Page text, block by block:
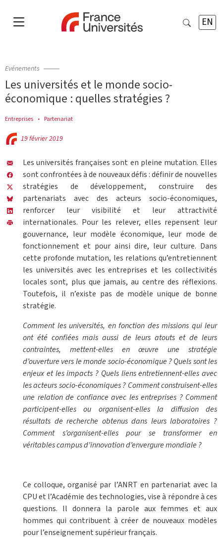
EN
Evénements
Les universités et le monde socio-
économique : quelles stratégies ?
Entreprises Partenariat
19 février 2019
Les universités françaises sont en pleine mutation. Elles
sont confrontées à de nouveaux défis : définir de nouvelles
stratégies de développement, construire des
partenariats avec des acteurs socio-économiques,
renforcer leur visibilité et leur attractivité
internationales. Pour les relever, elles repensent leur
gouvernance, leur modèle économique, leur mode de
fonctionnement et pour ainsi dire, leur culture. Dans
cette profonde mutation, les relations qu’entretiennent
les universités avec les entreprises et les collectivités
locales sont, plus que jamais, au centre des réflexions.
Toutefois, il n’existe pas de modèle unique de bonne
stratégie.
Comment les universités, en fonction des missions qui leur
ont été confiées mais aussi de leurs atouts et de leurs
contraintes, mettent-elles en œuvre une stratégie
d’ouverture vers le monde socio-économique ? Quels sont les
enjeux et les impacts ? Quels liens entretiennent-elles avec
les acteurs socio-économiques ? Comment construisent-elles
une relation de confiance avec les entreprises ? Comment
participent-elles ou organisent-elles la diffusion des
résultats de recherche obtenus dans leurs laboratoires ?
Comment s’organisent-elles pour se transformer en
véritables campus d’innovation d’envergure mondiale ?
Ce colloque, organisé par l’ANRT en partenariat avec la
CPU et l’Académie des technologies, vise à répondre à ces
questions. Il donnera la parole aux femmes et aux
hommes qui contribuent à créer de nouveaux modèles
pour l’enseignement supérieur français.